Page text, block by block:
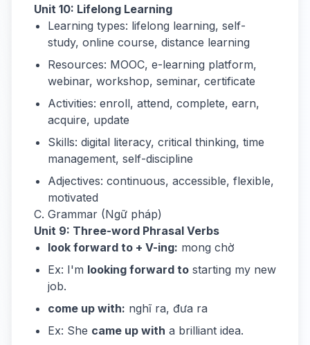
Unit 10: Lifelong Learning
Learning types: lifelong learning, self-
study, online course, distance learning
Resources: MOOC, e-learning platform,
webinar, workshop, seminar, certificate
Activities: enroll, attend, complete, earn,
acquire, update
Skills: digital literacy, critical thinking, time
management, self-discipline
Adjectives: continuous, accessible, flexible,
motivated
C. Grammar (Ngữ pháp)
Unit 9: Three-word Phrasal Verbs
look forward to + V-ing: mong chờ
Ex: I'm looking forward to starting my new
job.
come up with: nghĩ ra, đưa ra
Ex: She came up with a brilliant idea.